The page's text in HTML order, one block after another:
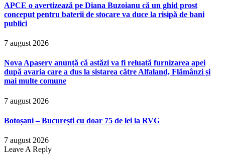
APCE o avertizează pe Diana Buzoianu că un ghid prost
conceput pentru baterii de stocare va duce la risipă de bani
publici
7 august 2026
Nova Apaserv anunță că astăzi va fi reluată furnizarea apei
după avaria care a dus la sistarea către Alfaland, Flămânzi și
mai multe comune
7 august 2026
Botoșani – București cu doar 75 de lei la RVG
7 august 2026
Leave A Reply